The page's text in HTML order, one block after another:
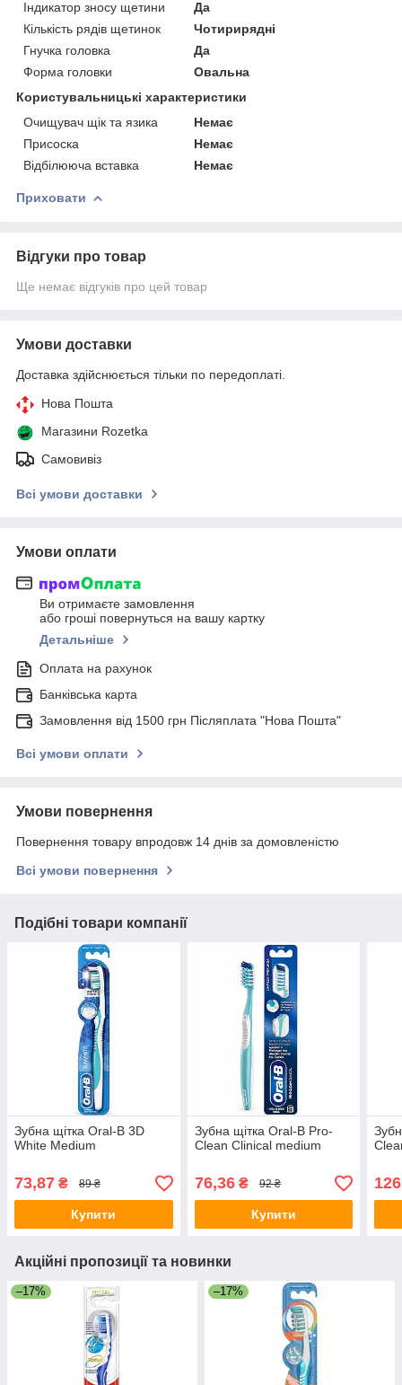
Індикатор зносу щетини
Да
Кількість рядів щетинок
Чотирирядні
Гнучка головка
Да
Форма головки
Овальна
Користувальницькі характеристики
Очищувач щік та язика
Немає
Присоска
Немає
Відбілююча вставка
Немає
Приховати
Відгуки про товар
Ще немає відгуків про цей товар
Умови доставки
Доставка здійснюється тільки по передоплаті.
Нова Пошта
Магазини Rozetka
Самовивіз
Всі умови доставки
Умови оплати
Ви отримаєте замовлення
або гроші повернуться на вашу картку
Детальніше
Оплата на рахунок
Банківська карта
Замовлення від 1500 грн Післяплата "Нова Пошта"
Всі умови оплати
Умови повернення
Повернення товару впродовж 14 днів за домовленістю
Всі умови повернення
Подібні товари компанії
Зубна щітка Oral-B 3D
White Medium
73,87 ₴ 89 ₴
Купити
Зубна щітка Oral-B Pro-
Clean Clinical medium
76,36₴ 92 ₴
Купити
Акційні пропозиції та новинки
–17% –17%